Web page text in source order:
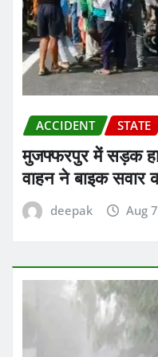
ACCIDENT STATE
मुजफ्फरपुर में सड़क
वाहन ने बाइक सवार
deepak Aug